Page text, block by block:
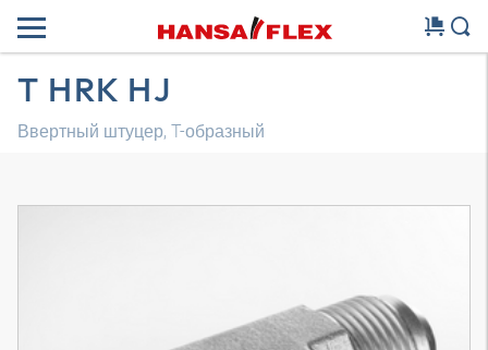
T HRK HJ
Ввертный штуцер, T-образный